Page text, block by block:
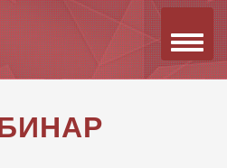
Toggle
Toggle